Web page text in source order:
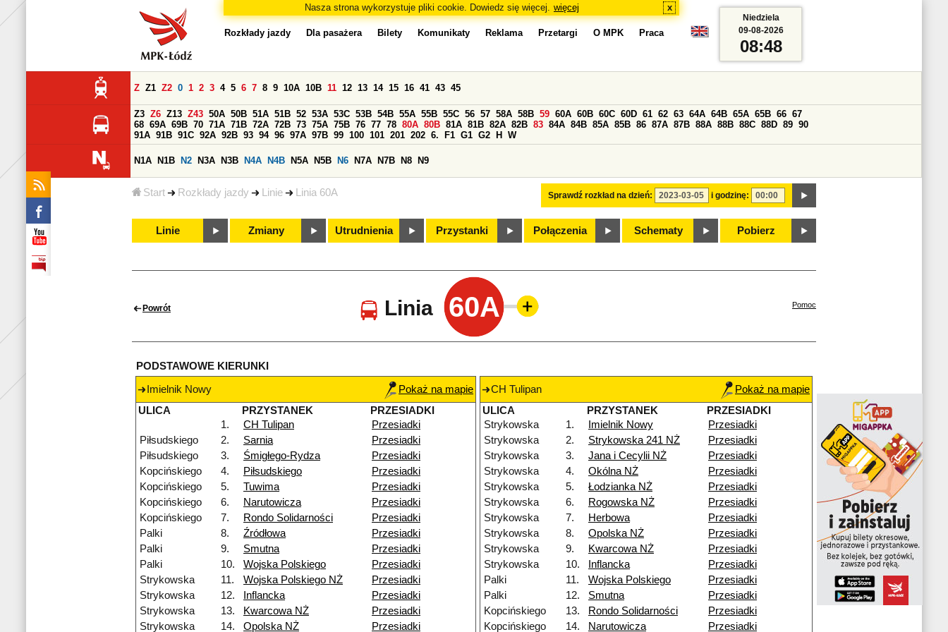
Nasza strona wykorzystuje pliki cookie. Dowiedz się więcej. więcej x
Start Rozkłady jazdy Linie Linia 60A
Rozkłady jazdy Dla pasażera Bilety Komunikaty Reklama Przetargi O MPK Praca
Sprawdź rozkład na dzień: i godzinę:
Z Z1 Z2 0 1 2 3 4 5 6 7 8 9 10A 10B 11 12 13 14 15 16 41 43 45
Z3 Z6 Z13 Z43 50A 50B 51A 51B 52 53A 53C 53B 54B 55A 55B 55C 56 57 58A 58B 59 60A 60B 60C 60D 61 62 63 64A 64B 65A 65B 66 67
68 69A 69B 70 71A 71B 72A 72B 73 75A 75B 76 77 78 80A 80B 81A 81B 82A 82B 83 84A 84B 85A 85B 86 87A 87B 88A 88B 88C 88D 89 90
91A 91B 91C 92A 92B 93 94 96 97A 97B 99 100 101 201 202 6. F1 G1 G2 H W
N1A N1B N2 N3A N3B N4A N4B N5A N5B N6 N7A N7B N8 N9
Linie Zmiany Utrudnienia Przystanki Połączenia Schematy Pobierz
Niedziela
09-08-2026
08:48
Powrót Linia 60A Pomoc
PODSTAWOWE KIERUNKI
Imielnik Nowy
Pokaż na mapie
ULICA
PRZYSTANEK
PRZESIADKI
1.
CH Tulipan
Przesiadki
Piłsudskiego
2. Sarnia
Przesiadki
Piłsudskiego
3. Śmigłego-Rydza
Przesiadki
Kopcińskiego
4. Piłsudskiego
Przesiadki
Kopcińskiego
5. Tuwima
Przesiadki
Kopcińskiego
6. Narutowicza
Przesiadki
Kopcińskiego
7. Rondo Solidarności
Przesiadki
Palki
8. Źródłowa
Przesiadki
Palki
9. Smutna
Przesiadki
Palki
10. Wojska Polskiego
Przesiadki
Strykowska
11. Wojska Polskiego NŻ
Przesiadki
Strykowska
12. Inflancka
Przesiadki
Strykowska
13. Kwarcowa NŻ
Przesiadki
Strykowska
14. Opolska NŻ Przesiadki
CH Tulipan
Pokaż na mapie
ULICA
PRZYSTANEK
PRZESIADKI
Strykowska
1. Imielnik Nowy
Przesiadki
Strykowska
2. Strykowska 241 NŻ
Przesiadki
Strykowska
3. Jana i Cecylii NŻ
Przesiadki
Strykowska
4. Okólna NŻ
Przesiadki
Strykowska
5. Łodzianka NŻ
Przesiadki
Strykowska
6. Rogowska NŻ
Przesiadki
Strykowska
7. Herbowa
Przesiadki
Strykowska
8. Opolska NŻ
Przesiadki
Strykowska
9. Kwarcowa NŻ
Przesiadki
Strykowska
10. Inflancka
Przesiadki
Palki
11. Wojska Polskiego
Przesiadki
Palki
12. Smutna
Przesiadki
Kopcińskiego
13. Rondo Solidarności
Przesiadki
Kopcińskiego
14. Narutowicza Przesiadki